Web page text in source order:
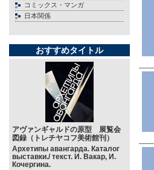
コミックス・マンガ
日本関係
おすすめタイトル
アヴァンギャルドの原型 展覧会
図録（トレチヤコフ美術館刊）
Архетипы авангарда. Каталог
выставки./ текст. И. Вакар, И.
Кочергина.